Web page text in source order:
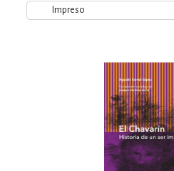
Impreso